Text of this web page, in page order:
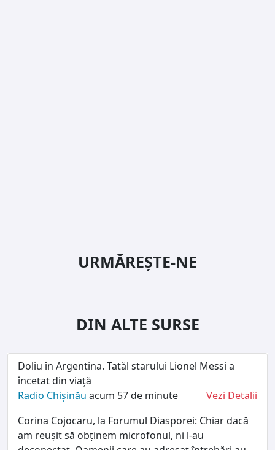
URMĂREȘTE-NE
DIN ALTE SURSE
Doliu în Argentina. Tatăl starului Lionel Messi a
încetat din viață
Radio Chișinău acum 57 de minute
Vezi Detalii
Corina Cojocaru, la Forumul Diasporei: Chiar dacă
am reușit să obținem microfonul, ni l-au